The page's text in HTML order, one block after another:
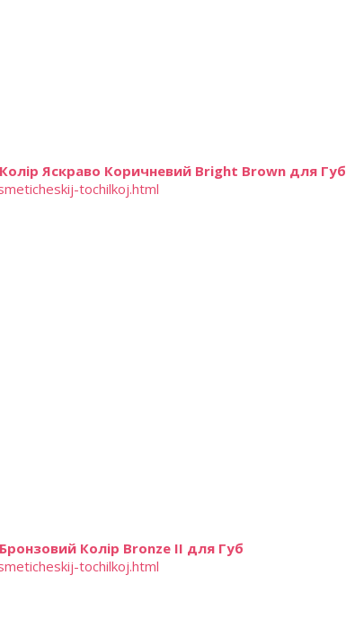
Яскраво Коричневий Bright Brown для Губ
tochilkoj.html
Колір Bronze II для Губ
tochilkoj.html